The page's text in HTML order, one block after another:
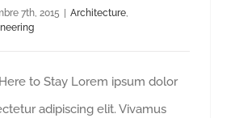
7th, 2015 | Architecture
to Stay Lorem ipsum dolor
adipiscing elit. Vivamus